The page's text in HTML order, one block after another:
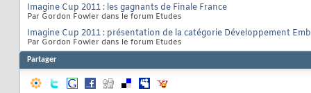
Imagine Cup 2011 : les gagnants de Finale France
Par Gordon Fowler dans le forum Etudes
Imagine Cup 2011 : présentation de la catégorie Développement
Par Gordon Fowler dans le forum Etudes
Partager